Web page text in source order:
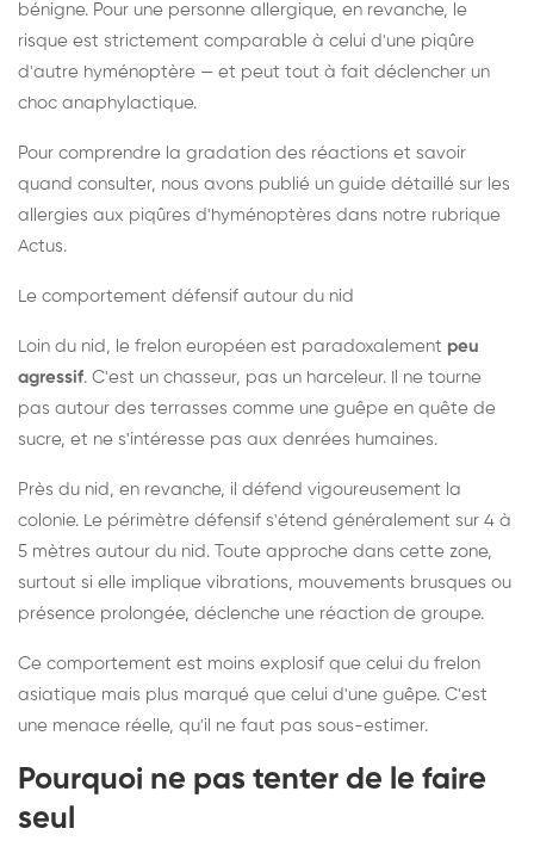
bénigne. Pour une personne allergique, en revanche, le
risque est strictement comparable à celui d'une piqûre
d'autre hyménoptère — et peut tout à fait déclencher un
choc anaphylactique.
Pour comprendre la gradation des réactions et savoir
quand consulter, nous avons publié un guide détaillé sur les
allergies aux piqûres d'hyménoptères dans notre rubrique
Actus.
Le comportement défensif autour du nid
Loin du nid, le frelon européen est paradoxalement peu
agressif. C'est un chasseur, pas un harceleur. Il ne tourne
pas autour des terrasses comme une guêpe en quête de
sucre, et ne s'intéresse pas aux denrées humaines.
Près du nid, en revanche, il défend vigoureusement la
colonie. Le périmètre défensif s'étend généralement sur 4 à
5 mètres autour du nid. Toute approche dans cette zone,
surtout si elle implique vibrations, mouvements brusques ou
présence prolongée, déclenche une réaction de groupe.
Ce comportement est moins explosif que celui du frelon
asiatique mais plus marqué que celui d'une guêpe. C'est
une menace réelle, qu'il ne faut pas sous-estimer.
Pourquoi ne pas tenter de le faire
seul